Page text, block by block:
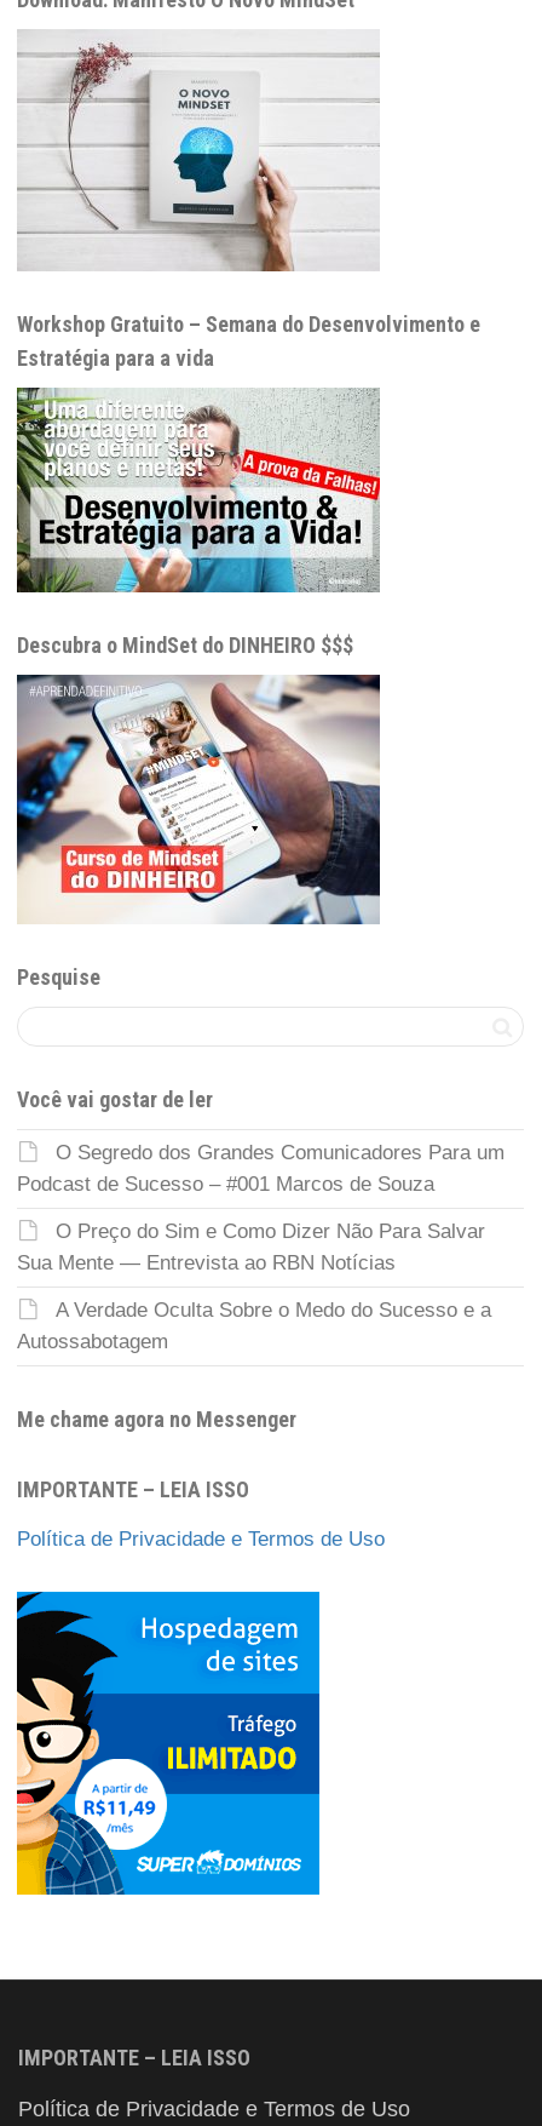
Workshop Gratuito – Semana do Desenvolvimento e
Estratégia para a vida
Descubra o MindSet do DINHEIRO $$$
Pesquise
Você vai gostar de ler
O Segredo dos Grandes Comunicadores Para um
Podcast de Sucesso – #001 Marcos de Souza
O Preço do Sim e Como Dizer Não Para Salvar
Sua Mente — Entrevista ao RBN Notícias
A Verdade Oculta Sobre o Medo do Sucesso e a
Autossabotagem
Me chame agora no Messenger
IMPORTANTE – LEIA ISSO
Política de Privacidade e Termos de Uso
IMPORTANTE – LEIA ISSO
Política de Privacidade e Termos de Uso